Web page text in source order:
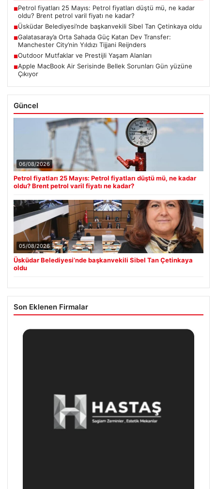
■Petrol fiyatları 25 Mayıs: Petrol fiyatları düştü mü, ne kadar
oldu? Brent petrol varil fiyatı ne kadar?
■Üsküdar Belediyesi’nde başkanvekili Sibel Tan Çetinkaya oldu
■Galatasaray’a Orta Sahada Güç Katan Dev Transfer:
Manchester City’nin Yıldızı Tijjani Reijnders
■Outdoor Mutfaklar ve Prestijli Yaşam Alanları
■Apple MacBook Air Serisinde Bellek Sorunları Gün yüzüne
Çıkıyor
Güncel
06/08/2026
Petrol fiyatları 25 Mayıs: Petrol fiyatları düştü mü, ne kadar
oldu? Brent petrol varil fiyatı ne kadar?
05/08/2026
Üsküdar Belediyesi’nde başkanvekili Sibel Tan Çetinkaya
oldu
Son Eklenen Firmalar